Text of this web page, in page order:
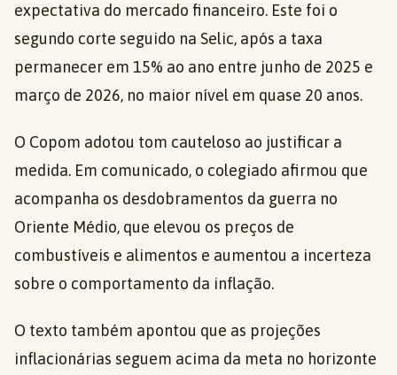
expectativa do mercado financeiro. Este foi o
segundo corte seguido na Selic, após a taxa
permanecer em 15% ao ano entre junho de 2025 e
março de 2026, no maior nível em quase 20 anos.
O Copom adotou tom cauteloso ao justificar a
medida. Em comunicado, o colegiado afirmou que
acompanha os desdobramentos da guerra no
Oriente Médio, que elevou os preços de
combustíveis e alimentos e aumentou a incerteza
sobre o comportamento da inflação.
O texto também apontou que as projeções
inflacionárias seguem acima da meta no horizonte